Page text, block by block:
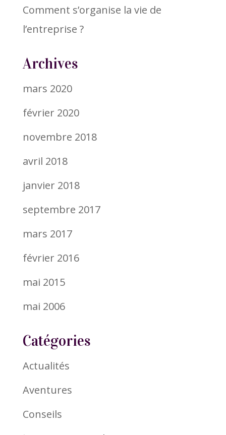
Comment s’organise la vie de
l’entreprise ?
Archives
mars 2020
février 2020
novembre 2018
avril 2018
janvier 2018
septembre 2017
mars 2017
février 2016
mai 2015
mai 2006
Catégories
Actualités
Aventures
Conseils